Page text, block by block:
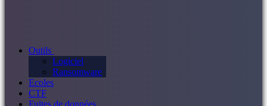
Outils
Logiciel
Ransomware
Ecoles
CTF
Fuites de données